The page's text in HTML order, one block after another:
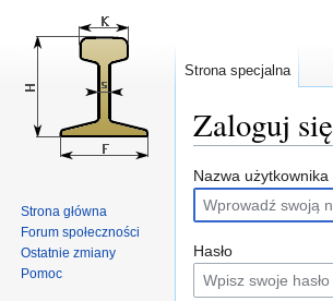
Zaloguj się
Przejdź
do
nawigacji
Przejdź
do
wyszukiwania
Nazwa użytkownika
Hasło
Strona specjalna
Strona główna
Forum społeczności
Ostatnie zmiany
Pomoc